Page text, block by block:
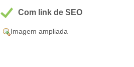
Com link de SEO
Imagem ampliada